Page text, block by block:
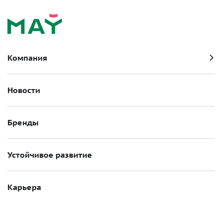
Компания
Новости
Бренды
Устойчивое развитие
Карьера